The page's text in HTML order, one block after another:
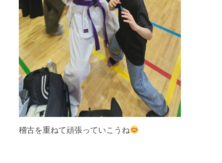
稽古を重ねて頑張っていこうね